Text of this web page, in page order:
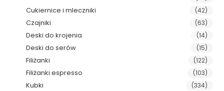
Cukiernice i mleczniki (42)
Czajniki (63)
Deski do krojenia (14)
Deski do serów (15)
Filiżanki (122)
Filiżanki espresso (103)
Kubki (334)